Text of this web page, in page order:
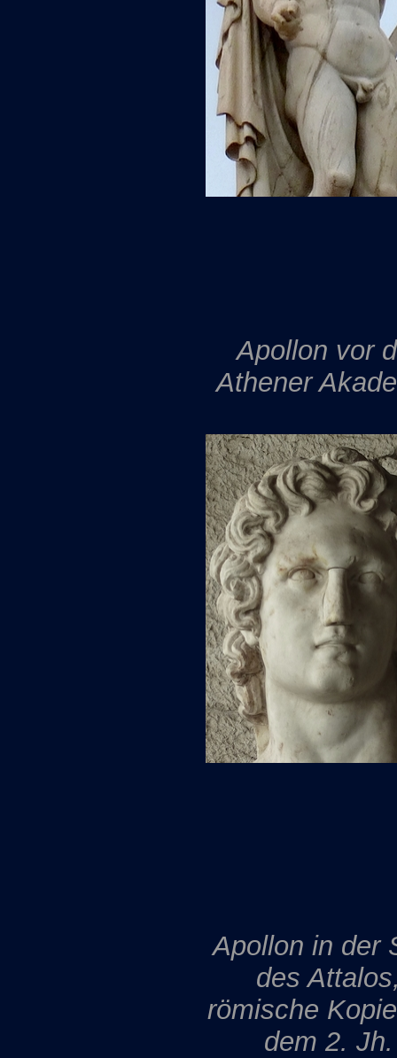
Apollon vor
Athener
Apollon in der
des
römische
dem 2. Jh.